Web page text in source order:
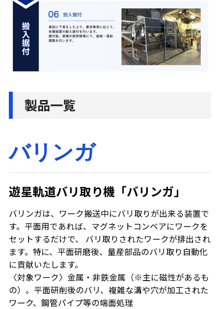
製品一覧
バリンガ
遊星軌道バリ取り機「バリンガ」
バリンガは、ワーク搬送中にバリ取りが出来る装置で
す。平面用であれば、マグネットコンベアにワークを
セットするだけで、 バリ取りされたワークが排出され
ます。特に、平面研磨後、量産部品のバリ取り自動化
に貢献いたします。
〈対象ワーク〉金属・非鉄金属（※主に磁性があるも
の）。平面研削後のバリ、複雑な溝や穴が加工された
ワーク、鋼管パイプ等の端面処理